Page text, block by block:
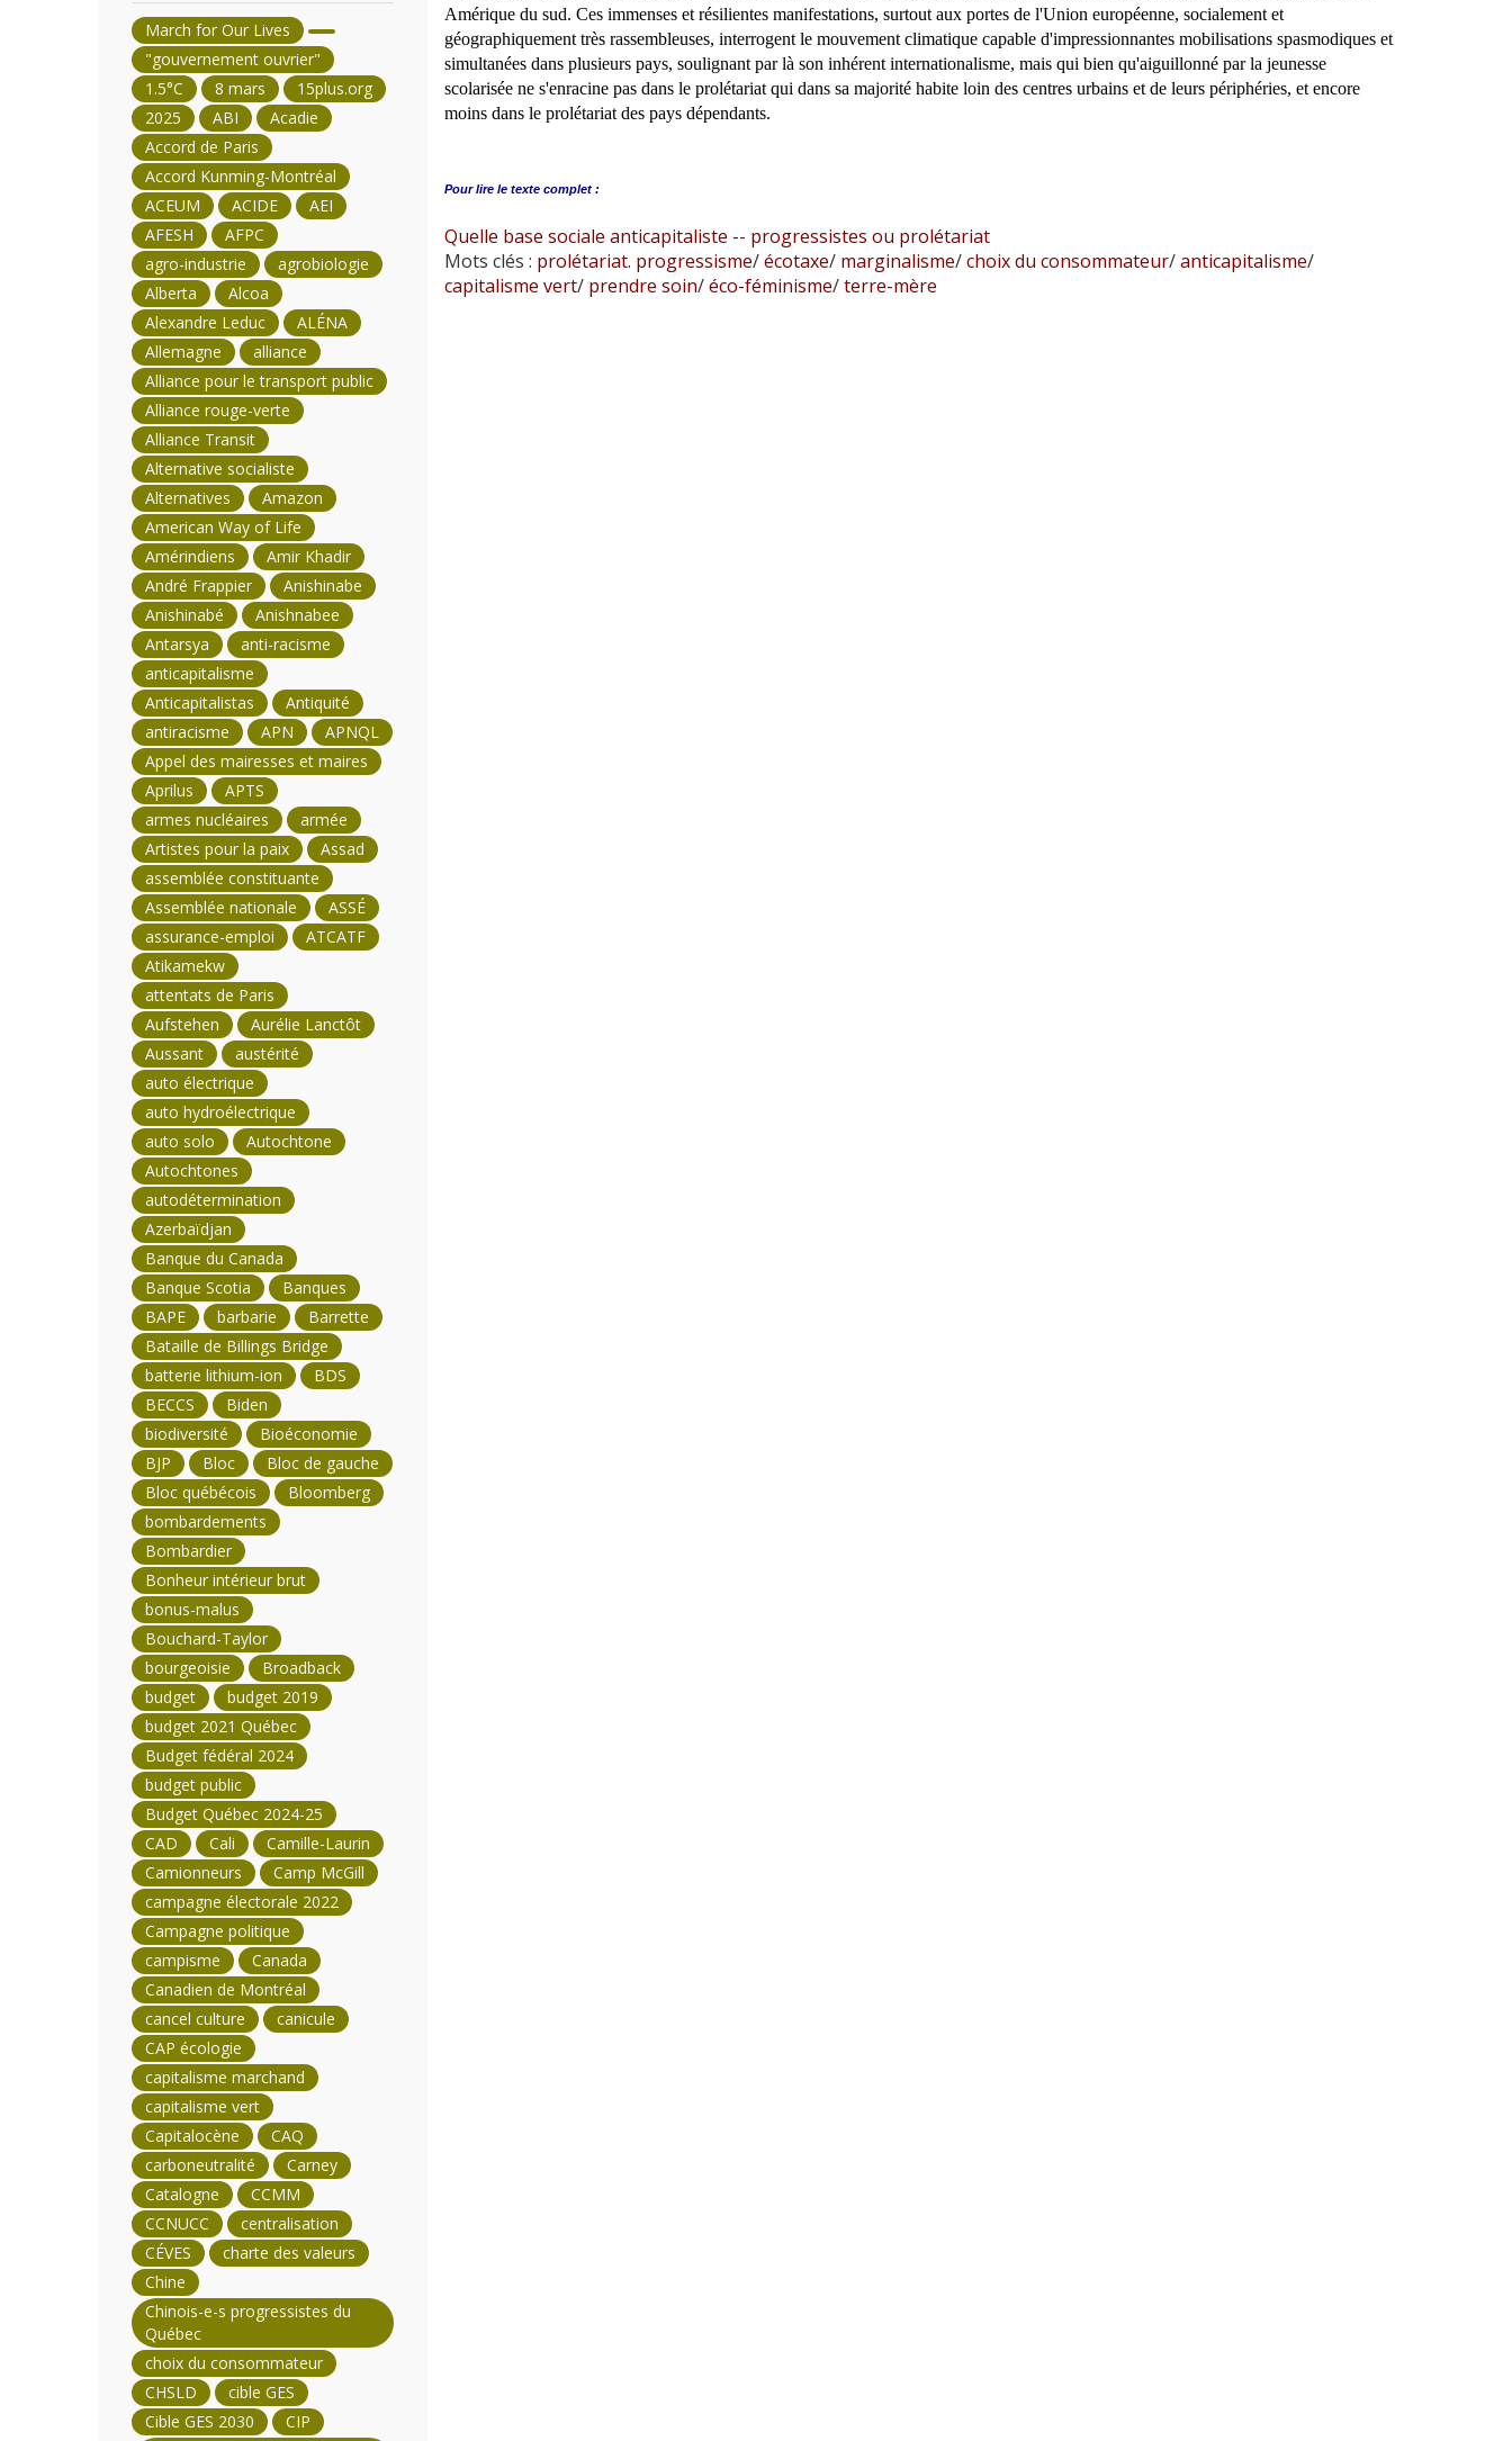
Amérique du sud. Ces immenses et résilientes manifestations, surtout aux portes de l'Union européenne, socialement et
géographiquement très rassembleuses, interrogent le mouvement climatique capable d'impressionnantes mobilisations spasmodiques et
simultanées dans plusieurs pays, soulignant par là son inhérent internationalisme, mais qui bien qu'aiguillonné par la jeunesse
scolarisée ne s'enracine pas dans le prolétariat qui dans sa majorité habite loin des centres urbains et de leurs périphéries, et encore
moins dans le prolétariat des pays dépendants.
Pour lire le texte complet :
Quelle base sociale anticapitaliste -- progressistes ou prolétariat
Mots clés : prolétariat. progressisme/écotaxe/marginalisme/choix du consommateur/anticapitalisme/
capitalisme vert/prendre soin/éco-féminisme/terre-mère
March for Our Lives
"gouvernement ouvrier"
1.5°C
8 mars
15plus.org
2025
ABI
Acadie
Accord de Paris
Accord Kunming-Montréal
ACEUM
ACIDE
AEI
AFESH
AFPC
agro-industrie
agrobiologie
Alberta
Alcoa
Alexandre Leduc
ALÉNA
Allemagne
alliance
Alliance pour le transport public
Alliance rouge-verte
Alliance Transit
Alternative socialiste
Alternatives
Amazon
American Way of Life
Amérindiens
Amir Khadir
André Frappier
Anishinabe
Anishinabé
Anishnabee
Antarsya
anti-racisme
anticapitalisme
Anticapitalistas
Antiquité
antiracisme
APN
APNQL
Appel des mairesses et maires
Aprilus
APTS
armes nucléaires
armée
Artistes pour la paix
Assad
assemblée constituante
Assemblée nationale
ASSÉ
assurance-emploi
ATCATF
Atikamekw
attentats de Paris
Aufstehen
Aurélie Lanctôt
Aussant
austérité
auto électrique
auto hydroélectrique
auto solo
Autochtone
Autochtones
autodétermination
Azerbaïdjan
Banque du Canada
Banque Scotia
Banques
BAPE
barbarie
Barrette
Bataille de Billings Bridge
batterie lithium-ion
BDS
BECCS
Biden
biodiversité
Bioéconomie
BJP
Bloc
Bloc de gauche
Bloc québécois
Bloomberg
bombardements
Bombardier
Bonheur intérieur brut
bonus-malus
Bouchard-Taylor
bourgeoisie
Broadback
budget
budget 2019
budget 2021 Québec
Budget fédéral 2024
budget public
Budget Québec 2024-25
CAD
Cali
Camille-Laurin
Camionneurs
Camp McGill
campagne électorale 2022
Campagne politique
campisme
Canada
Canadien de Montréal
cancel culture
canicule
CAP écologie
capitalisme marchand
capitalisme vert
Capitalocène
CAQ
carboneutralité
Carney
Catalogne
CCMM
CCNUCC
centralisation
CÉVES
charte des valeurs
Chine
Chinois-e-s progressistes du
Québec
choix du consommateur
CHSLD
cible GES
Cible GES 2030
CIP